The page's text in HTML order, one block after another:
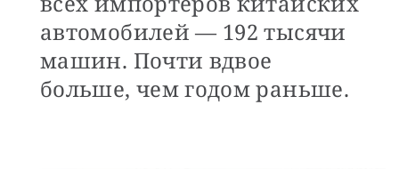
автомобилей — 192 тысячи
машин. Почти вдвое
больше, чем годом раньше.